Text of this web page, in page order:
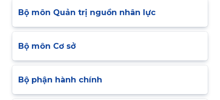
Bộ môn Quản trị nguồn nhân lực
Bộ môn Cơ sở
Bộ phận hành chính